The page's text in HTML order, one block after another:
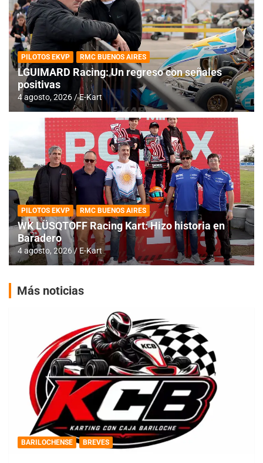
PILOTOS EKVP RMC BUENOS AIRES
LGUIMARD Racing: Un regreso con señales
positivas
4 agosto, 2026 E-Kart
PILOTOS EKVP RMC BUENOS AIRES
WK LÜSQTOFF Racing Kart: Hizo historia en
Baradero
4 agosto, 2026 E-Kart
Más noticias
BARILOCHENSE BREVES